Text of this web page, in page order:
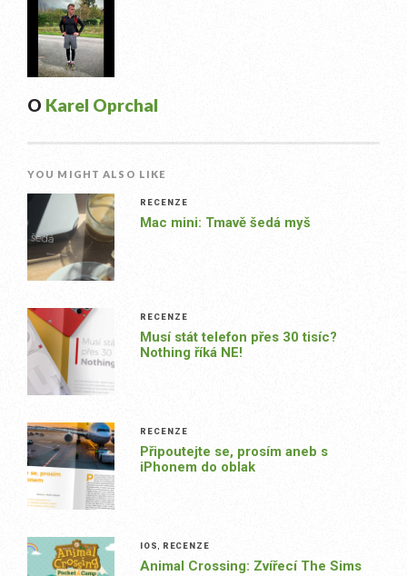
O Karel Oprchal
YOU MIGHT ALSO LIKE
RECENZE
Mac mini: Tmavě šedá myš
RECENZE
Musí stát telefon přes 30 tisíc?
Nothing říká NE!
RECENZE
Připoutejte se, prosím aneb s
iPhonem do oblak
IOS RECENZE
Animal Crossing: Zvířecí The Sims